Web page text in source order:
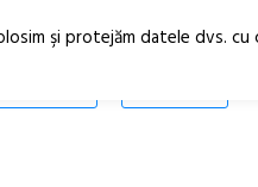
şi protejăm datele dvs.